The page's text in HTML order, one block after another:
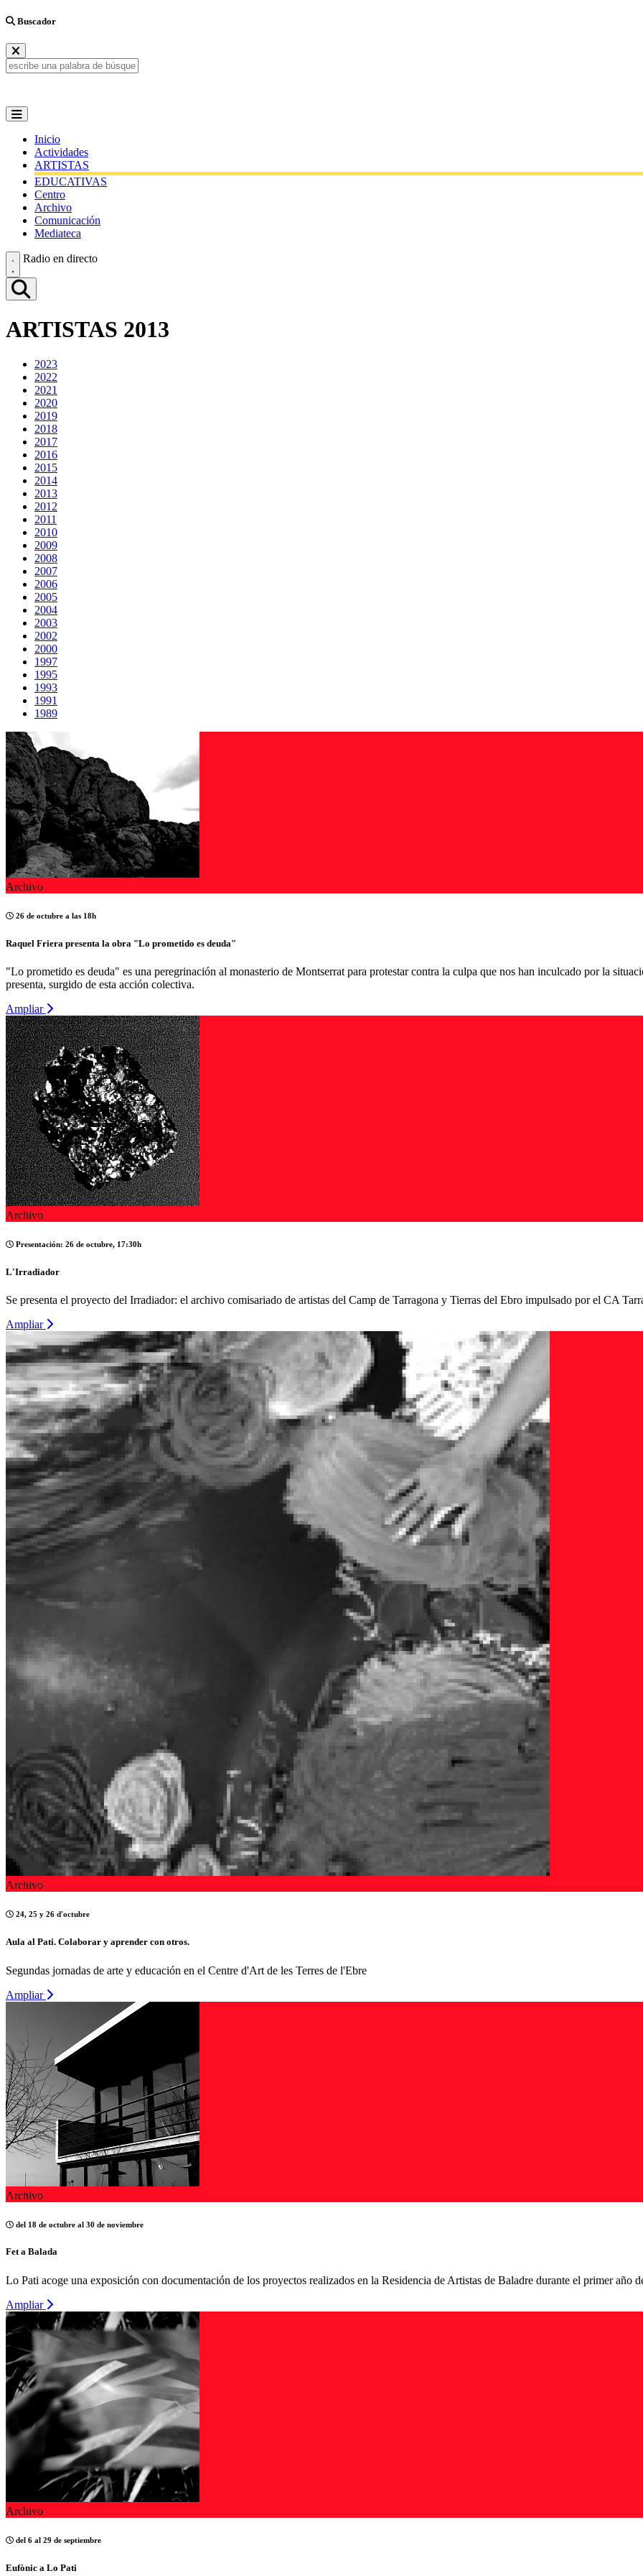
Buscador
Inicio
Actividades
ARTISTAS
EDUCATIVAS
Centro
Archivo
Comunicación
Mediateca
Radio en directo
ARTISTAS 2013
2023
2022
2021
2020
2019
2018
2017
2016
2015
2014
2013
2012
2011
2010
2009
2008
2007
2006
2005
2004
2003
2002
2000
1997
1995
1993
1991
1989
Archivo
26 de octubre a las 18h
Raquel Friera presenta la obra "Lo prometido es deuda"
"Lo prometido es deuda" es una peregrinación al monasterio de Montserrat para protestar contra la culpa que nos han inculcado por la
presenta, surgido de esta acción colectiva.
Ampliar
Archivo
Presentación: 26 de octubre, 17:30h
L'Irradiador
Se presenta el proyecto del Irradiador: el archivo comisariado de artistas del Camp de Tarragona y Tierras del Ebro impulsado por el CA
Ampliar
Archivo
24, 25 y 26 d'octubre
Aula al Pati. Colaborar y aprender con otros.
Segundas jornadas de arte y educación en el Centre d'Art de les Terres de l'Ebre
Ampliar
Archivo
del 18 de octubre al 30 de noviembre
Fet a Balada
Lo Pati acoge una exposición con documentación de los proyectos realizados en la Residencia de Artistas de Baladre durante el primer año
Ampliar
Archivo
del 6 al 29 de septiembre
Eufònic a Lo Pati